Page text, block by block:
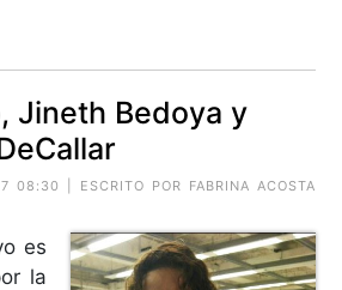
Jineth Bedoya y
08:30 | ESCRITO POR FABRINA ACOSTA
es
la